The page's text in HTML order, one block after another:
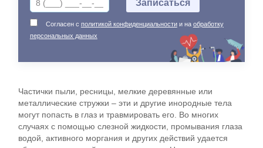
Согласен с политикой конфиденциальностии на обработку
персональных данных
Частички пыли, ресницы, мелкие деревянные или
металлические стружки – эти и другие инородные тела
могут попасть в глаз и травмировать его. Во многих
случаях с помощью слезной жидкости, промывания глаза
водой, активного моргания и других действий удается